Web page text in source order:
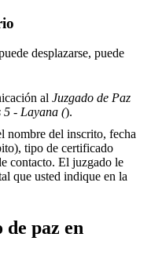
desplazarse, puede
al Juzgado de Paz
5 - Layana ().
nombre del inscrito, fecha
tipo de certificado
contacto. El juzgado le
que usted indique en la
paz en